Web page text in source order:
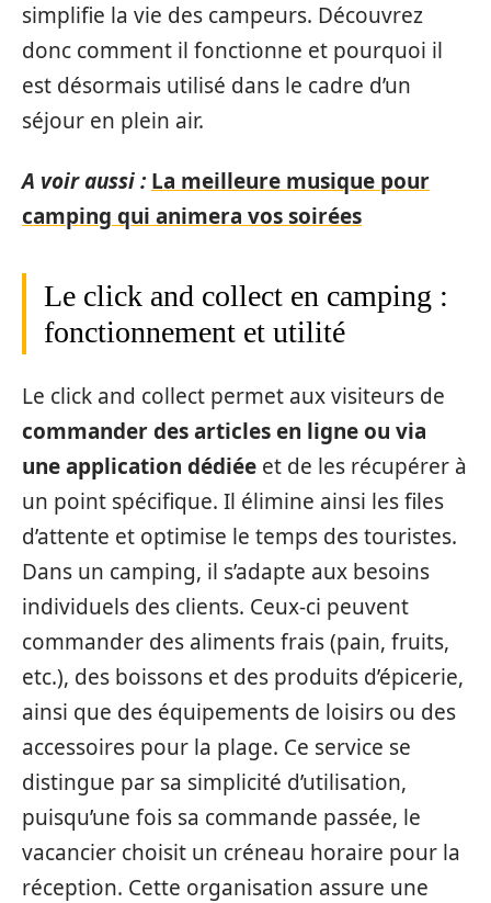
simplifie la vie des campeurs. Découvrez
donc comment il fonctionne et pourquoi il
est désormais utilisé dans le cadre d’un
séjour en plein air.
A voir aussi : La meilleure musique pour
camping qui animera vos soirées
Le click and collect en camping :
fonctionnement et utilité
Le click and collect permet aux visiteurs de
commander des articles en ligne ou via
une application dédiée et de les récupérer à
un point spécifique. Il élimine ainsi les files
d’attente et optimise le temps des touristes.
Dans un camping, il s’adapte aux besoins
individuels des clients. Ceux-ci peuvent
commander des aliments frais (pain, fruits,
etc.), des boissons et des produits d’épicerie,
ainsi que des équipements de loisirs ou des
accessoires pour la plage. Ce service se
distingue par sa simplicité d’utilisation,
puisqu’une fois sa commande passée, le
vacancier choisit un créneau horaire pour la
réception. Cette organisation assure une